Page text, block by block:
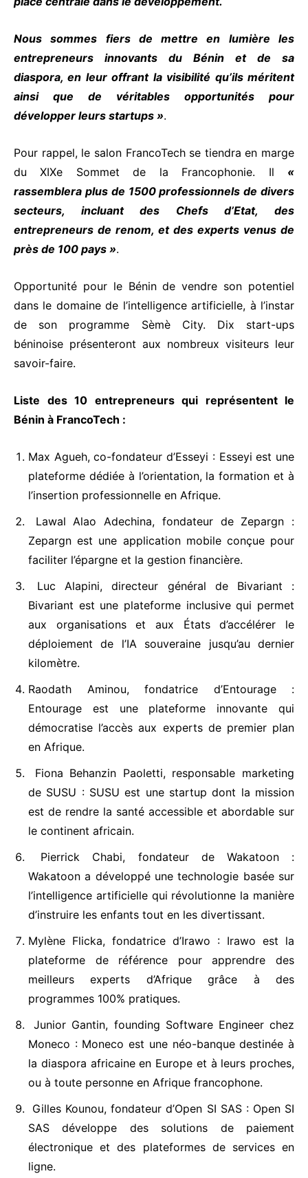
Nous sommes fiers de mettre en lumière les
entrepreneurs innovants du Bénin et de sa
diaspora, en leur offrant la visibilité qu’ils méritent
ainsi que de véritables opportunités pour
développer leurs startups ».
Pour rappel, le salon FrancoTech se tiendra en marge
du XIXe Sommet de la Francophonie. Il «
rassemblera plus de 1500 professionnels de divers
secteurs, incluant des Chefs d’Etat, des
entrepreneurs de renom, et des experts venus de
près de 100 pays ».
Opportunité pour le Bénin de vendre son potentiel
dans le domaine de l’intelligence artificielle, à l’instar
de son programme Sèmè City. Dix start-ups
béninoise présenteront aux nombreux visiteurs leur
savoir-faire.
Liste des 10 entrepreneurs qui représentent le
Bénin à FrancoTech :
Max Agueh, co-fondateur d’Esseyi : Esseyi est une
plateforme dédiée à l’orientation, la formation et à
l’insertion professionnelle en Afrique.
Lawal Alao Adechina, fondateur de Zepargn :
Zepargn est une application mobile conçue pour
faciliter l’épargne et la gestion financière.
Luc Alapini, directeur général de Bivariant :
Bivariant est une plateforme inclusive qui permet
aux organisations et aux États d’accélérer le
déploiement de l’IA souveraine jusqu’au dernier
kilomètre.
Raodath Aminou, fondatrice d’Entourage :
Entourage est une plateforme innovante qui
démocratise l’accès aux experts de premier plan
en Afrique.
Fiona Behanzin Paoletti, responsable marketing
de SUSU : SUSU est une startup dont la mission
est de rendre la santé accessible et abordable sur
le continent africain.
Pierrick Chabi, fondateur de Wakatoon :
Wakatoon a développé une technologie basée sur
l’intelligence artificielle qui révolutionne la manière
d’instruire les enfants tout en les divertissant.
Mylène Flicka, fondatrice d’Irawo : Irawo est la
plateforme de référence pour apprendre des
meilleurs experts d’Afrique grâce à des
programmes 100% pratiques.
Junior Gantin, founding Software Engineer chez
Moneco : Moneco est une néo-banque destinée à
la diaspora africaine en Europe et à leurs proches,
ou à toute personne en Afrique francophone.
Gilles Kounou, fondateur d’Open SI SAS : Open SI
SAS développe des solutions de paiement
électronique et des plateformes de services en
ligne.